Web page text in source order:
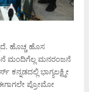
ಹೊಚ್ಚ ಹೊಸ
ಮಂದಿಗೆಲ್ಲ ಮನರಂಜನೆ
ಭಾಗ್ಯಲಕ್ಷ್ಮೀ
ಪ್ರೋಮೋ